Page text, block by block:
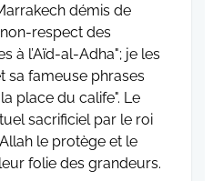
démis de
respect des
à l’Aïd-al-Adha"; je les
sa fameuse phrases
place du calife". Le
sacrificiel par le roi
le protège et le
folie des grandeurs.